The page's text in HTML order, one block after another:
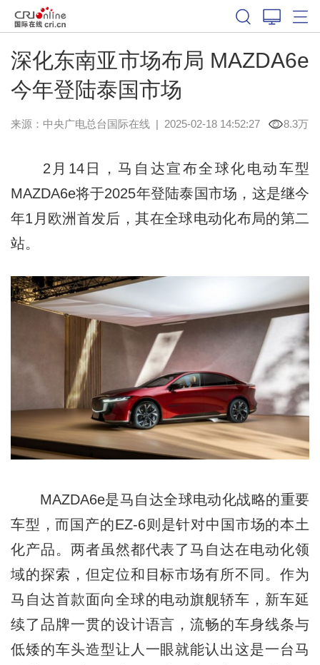
深化东南亚市场布局 MAZDA6e
今年登陆泰国市场
来源： 中央广电总台国际在线| 2025-02-18 14:52:27 8.3万
2月14日，马自达宣布全球化电动车型
MAZDA6e将于2025年登陆泰国市场，这是继今
年1月欧洲首发后，其在全球电动化布局的第二
站。
MAZDA6e是马自达全球电动化战略的重要
车型，而国产的EZ-6则是针对中国市场的本土
化产品。两者虽然都代表了马自达在电动化领
域的探索，但定位和目标市场有所不同。作为
马自达首款面向全球的电动旗舰轿车，新车延
续了品牌一贯的设计语言，流畅的车身线条与
低矮的车头造型让人一眼就能认出这是一台马